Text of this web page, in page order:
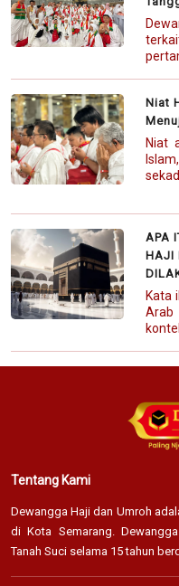
Niat
Niat
APA
HAJI
Kata
Arab
Tentang Kami
Dewangga Haji dan Umroh
di Kota Semarang.
Tanah Suci selama 15 tahun